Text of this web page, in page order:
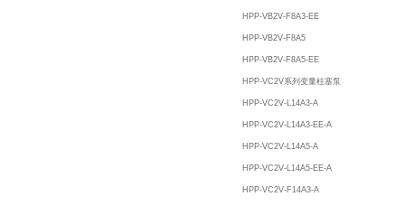
HPP-VB2V-F8A3-EE
HPP-VB2V-F8A5
HPP-VB2V-F8A5-EE
HPP-VC2V系列变量柱塞泵
HPP-VC2V-L14A3-A
HPP-VC2V-L14A3-EE-A
HPP-VC2V-L14A5-A
HPP-VC2V-L14A5-EE-A
HPP-VC2V-F14A3-A